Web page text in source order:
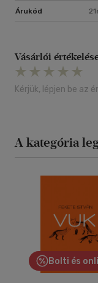
Árukód
Vásárlói
Kérjük, lépjen be az
A kategória
Bolti és